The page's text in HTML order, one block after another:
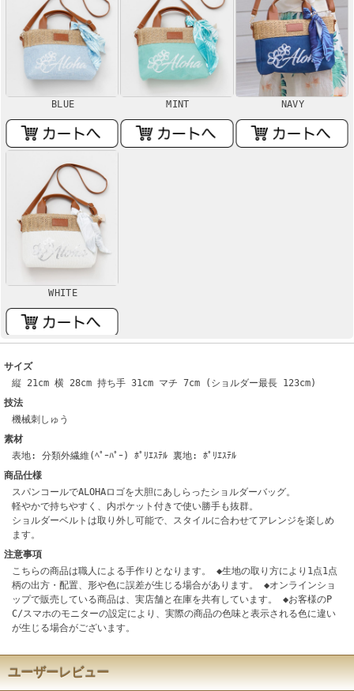
BLUE MINT NAVY
WHITE
サイズ
縦 21cm 横 28cm 持ち手 31cm マチ 7cm (ショルダー最長 123cm)
技法
機械刺しゅう
素材
表地: 分類外繊維(ﾍﾟｰﾊﾟｰ) ﾎﾟﾘｴｽﾃﾙ 裏地: ﾎﾟﾘｴｽﾃﾙ
商品仕様
スパンコールでALOHAロゴを大胆にあしらったショルダーバッグ。
軽やかで持ちやすく、内ポケット付きで使い勝手も抜群。
ショルダーベルトは取り外し可能で、スタイルに合わせてアレンジを楽しめ
ます。
注意事項
こちらの商品は職人による手作りとなります。 ◆生地の取り方により1点1点
柄の出方・配置、形や色に誤差が生じる場合があります。 ◆オンラインショ
ップで販売している商品は、実店舗と在庫を共有しています。 ◆お客様のP
C/スマホのモニターの設定により、実際の商品の色味と表示される色に違い
が生じる場合がございます。
ユーザーレビュー